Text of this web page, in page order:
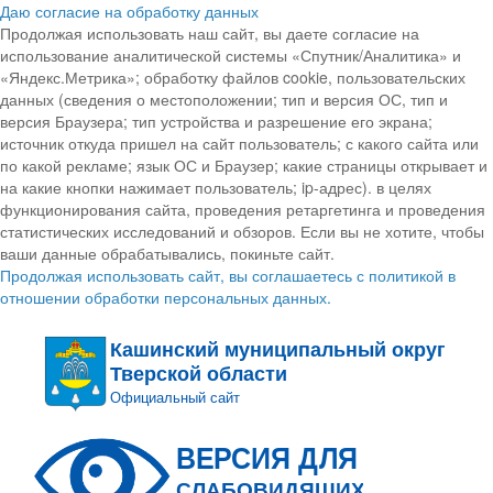
Даю согласие на обработку данных
Продолжая использовать наш сайт, вы даете согласие на
использование аналитической системы «Спутник/Аналитика» и
«Яндекс.Метрика»; обработку файлов cookie, пользовательских
данных (сведения о местоположении; тип и версия ОС, тип и
версия Браузера; тип устройства и разрешение его экрана;
источник откуда пришел на сайт пользователь; с какого сайта или
по какой рекламе; язык ОС и Браузер; какие страницы открывает и
на какие кнопки нажимает пользователь; ip-адрес). в целях
функционирования сайта, проведения ретаргетинга и проведения
статистических исследований и обзоров. Если вы не хотите, чтобы
ваши данные обрабатывались, покиньте сайт.
Продолжая использовать сайт, вы соглашаетесь с политикой в
отношении обработки персональных данных.